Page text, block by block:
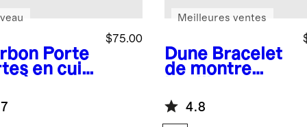
Porte
en cuir
RFID
$75.00
Dune Bracelet
de montre
cuir
Meilleures ventes
4.8